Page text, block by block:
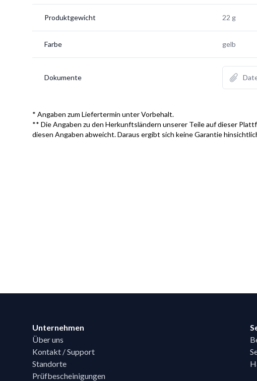
Produktgewicht 22 g
Farbe gelb
Dokumente
* Angaben zum Liefertermin unter Vorbehalt.
** Die Angaben zu den Herkunftsländern unserer Teile auf dieser
diesen Angaben abweicht. Daraus ergibt sich keine Garantie
Unternehmen
Über uns
Kontakt / Support
Standorte
Prüfbescheinigungen